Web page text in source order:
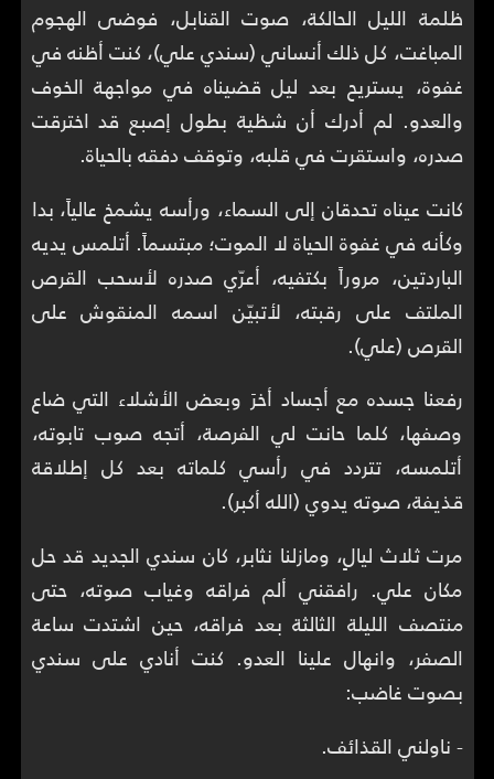
ظلمة الليل الحالكة، صوت القنابل، فوضى الهجوم
المباغت، كل ذلك أنساني (سندي علي)، كنت أظنه في
غفوة، يستريح بعد ليل قضيناه في مواجهة الخوف
والعدو. لم أدرك أن شظية بطول إصبع قد اخترقت
صدره، واستقرت في قلبه، وتوقف دفقه بالحياة.
كانت عيناه تحدقان إلى السماء، ورأسه يشمخ عالياً، بدا
وكأنه في غفوة الحياة لا الموت؛ مبتسماً. أتلمس يديه
الباردتين، مروراً بكتفيه، أعرّي صدره لأسحب القرص
الملتف على رقبته، لأتبيّن اسمه المنقوش على
القرص (علي).
رفعنا جسده مع أجساد أخرَ وبعض الأشلاء التي ضاع
وصفها، كلما حانت لي الفرصة، أتجه صوب تابوته،
أتلمسه، تتردد في رأسي كلماته بعد كل إطلاقة
قذيفة، صوته يدوي (الله أكبر).
مرت ثلاث ليالٍ، ومازلنا نثابر، كان سندي الجديد قد حل
مكان علي. رافقني ألم فراقه وغياب صوته، حتى
منتصف الليلة الثالثة بعد فراقه، حين اشتدت ساعة
الصفر، وانهال علينا العدو. كنت أنادي على سندي
بصوت غاضب:
- ناولني القذائف.